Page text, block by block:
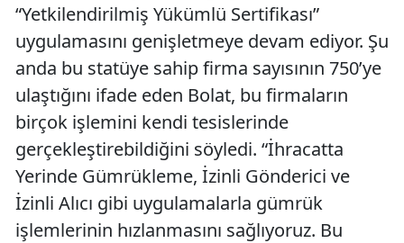
“Yetkilendirilmiş Yükümlü Sertifikası”
uygulamasını genişletmeye devam ediyor. Şu
anda bu statüye sahip firma sayısının 750’ye
ulaştığını ifade eden Bolat, bu firmaların
birçok işlemini kendi tesislerinde
gerçekleştirebildiğini söyledi. “İhracatta
Yerinde Gümrükleme, İzinli Gönderici ve
İzinli Alıcı gibi uygulamalarla gümrük
işlemlerinin hızlanmasını sağlıyoruz. Bu